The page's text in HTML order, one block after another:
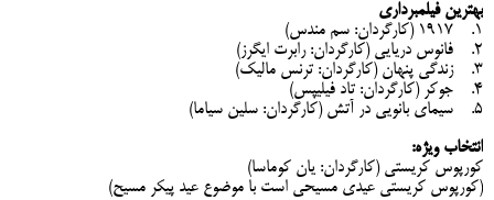
بهترین فیلمبرداری
1. 1917 (کارگردان: سم مندس)
2. فانوس دریایی (کارگردان: رابرت ایگرز)
3. زندگی پنهان (کارگردان: ترنس مالیک)
4. جوکر (کارگردان: تاد فیلیپس)
5. سیمای بانویی در آتش (کارگردان: سلین سیاما)
انتخاب ویژه:
کورپوس کریستی (کارگردان: یان کوماسا)
(کورپوس کریستی عیدی مسیحی است با موضوع عید پیکر مسیح)